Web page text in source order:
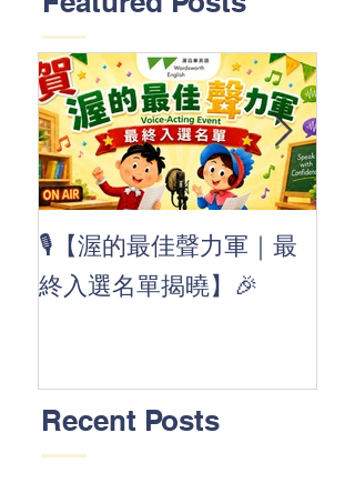
🎙️【渥的最佳聲力軍｜最
終入選名單揭曉】🎉
Recent Posts